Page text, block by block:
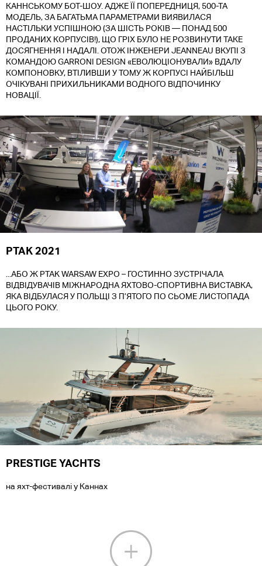
КАННСЬКОМУ БОТ-ШОУ. АДЖЕ ЇЇ ПОПЕРЕДНИЦЯ, 500-ТА
МОДЕЛЬ, ЗА БАГАТЬМА ПАРАМЕТРАМИ ВИЯВИЛАСЯ
НАСТІЛЬКИ УСПІШНОЮ (ЗА ШІСТЬ РОКІВ — ПОНАД 500
ПРОДАНИХ КОРПУСІВ!), ЩО ГРІХ БУЛО НЕ РОЗВИНУТИ ТАКЕ
ДОСЯГНЕННЯ І НАДАЛІ. ОТОЖ ІНЖЕНЕРИ JEANNEAU ВКУПІ З
КОМАНДОЮ GARRONI DESIGN «ЕВОЛЮЦІОНУВАЛИ» ВДАЛУ
КОМПОНОВКУ, ВТІЛИВШИ У ТОМУ Ж КОРПУСІ НАЙБІЛЬШ
ОЧІКУВАНІ ПРИХИЛЬНИКАМИ ВОДНОГО ВІДПОЧИНКУ
НОВАЦІЇ.
PTAK 2021
...АБО Ж PTAK WARSAW EXPO – ГОСТИННО ЗУСТРІЧАЛА
ВІДВІДУВАЧІВ МІЖНАРОДНА ЯХТОВО-СПОРТИВНА ВИСТАВКА,
ЯКА ВІДБУЛАСЯ У ПОЛЬЩІ З П’ЯТОГО ПО СЬОМЕ ЛИСТОПАДА
ЦЬОГО РОКУ.
PRESTIGE YACHTS
на яхт-фестивалі у Каннах